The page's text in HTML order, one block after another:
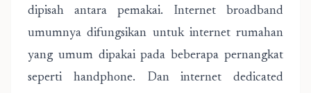
dipisah antara pemakai. Internet broadband
umumnya difungsikan untuk internet rumahan
yang umum dipakai pada beberapa pernangkat
seperti handphone. Dan internet dedicated